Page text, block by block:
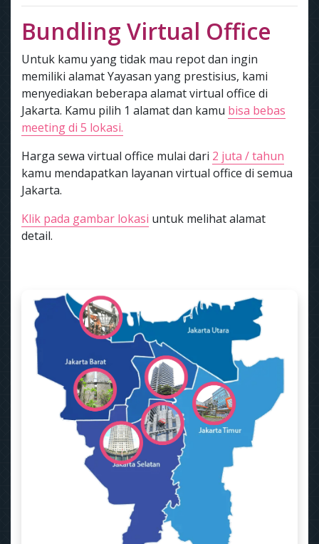
Bundling Virtual Office
Untuk kamu yang tidak mau repot dan ingin
memiliki alamat Yayasan yang prestisius, kami
menyediakan beberapa alamat virtual office di
Jakarta. Kamu pilih 1 alamat dan kamu bisa bebas
meeting di 5 lokasi.
Harga sewa virtual office mulai dari 2 juta / tahun
kamu mendapatkan layanan virtual office di semua
Jakarta.
Klik pada gambar lokasi untuk melihat alamat
detail.